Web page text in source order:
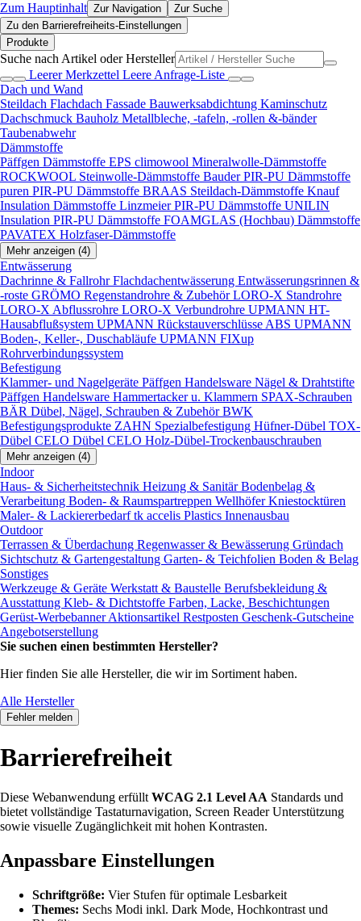
Zum Hauptinhalt Zur Navigation
Zur Suche
Zu den Barrierefreiheits-Einstellungen
Produkte
Suche nach Artikel oder Hersteller
Leerer Merkzettel Leere Anfrage-Liste
Dach und Wand
Steildach Flachdach Fassade Bauwerksabdichtung Kaminschutz
Dachschmuck Bauholz Metallbleche, -tafeln, -rollen &-bänder
Taubenabwehr
Dämmstoffe
Päffgen Dämmstoffe EPS climowool Mineralwolle-Dämmstoffe
ROCKWOOL Steinwolle-Dämmstoffe Bauder PIR-PU Dämmstoffe
puren PIR-PU Dämmstoffe BRAAS Steildach-Dämmstoffe Knauf
Insulation Dämmstoffe Linzmeier PIR-PU Dämmstoffe UNILIN
Insulation PIR-PU Dämmstoffe FOAMGLAS (Hochbau) Dämmstoffe
PAVATEX Holzfaser-Dämmstoffe
Mehr anzeigen (4)
Entwässerung
Dachrinne & FallrohrFlachdachentwässerung Entwässerungsrinnen &
-roste GRÖMO Regenstandrohre & ZubehörLORO-X Standrohre
LORO-X Abflussrohre LORO-X Verbundrohre UPMANN HT-
Hausabflußsystem UPMANN Rückstauverschlüsse ABS UPMANN
Boden-, Keller-, Duschabläufe UPMANN FIXup
Rohrverbindungssystem
Befestigung
Klammer- und Nagelgeräte Päffgen Handelsware Nägel & Drahtstifte
Päffgen Handelsware Hammertacker u. Klammern SPAX-Schrauben
BÄR Dübel, Nägel, Schrauben & ZubehörBWK
Befestigungsprodukte ZAHN Spezialbefestigung Hüfner-Dübel TOX-
Dübel CELO Dübel CELO Holz-Dübel-Trockenbauschrauben
Mehr anzeigen (4)
Indoor
Haus- & Sicherheitstechnik Heizung & SanitärBodenbelag &
Verarbeitung Boden- & Raumspartreppen Wellhöfer Kniestocktüren
Maler- & Lackiererbedarftk accelis Plastics Innenausbau
Outdoor
Terrassen & Überdachung Regenwasser & Bewässerung Gründach
Sichtschutz & Gartengestaltung Garten- & Teichfolien Boden & Belag
Sonstiges
Werkzeuge & Geräte Werkstatt & Baustelle Berufsbekleidung &
Ausstattung Kleb- & Dichtstoffe Farben, Lacke, Beschichtungen
Gerüst-WerbebannerAktionsartikel Restposten Geschenk-Gutscheine
Angebotserstellung
Sie suchen einen bestimmten Hersteller?
Hier finden Sie alle Hersteller, die wir im Sortiment haben.
Alle Hersteller
Fehler melden
Barrierefreiheit
Diese Webanwendung erfüllt WCAG 2.1 Level AA Standards und
bietet vollständige Tastaturnavigation, Screen Reader Unterstützung
sowie visuelle Zugänglichkeit mit hohen Kontrasten.
Anpassbare Einstellungen
Schriftgröße: Vier Stufen für optimale Lesbarkeit
Themes: Sechs Modi inkl. Dark Mode, Hochkontrast und